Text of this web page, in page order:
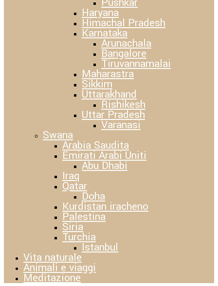
Haryana
Himachal Pradesh
Karnataka
Arunachala
Bangalore
Tiruvannamalai
Maharastra
Sikkim
Uttarakhand
Rishikesh
Uttar Pradesh
Varanasi
Swana
Arabia Saudita
Emirati Arabi Uniti
Abu Dhabi
Iraq
Qatar
Doha
Kurdistan iracheno
Palestina
Siria
Turchia
Istanbul
Vita naturale
Animali e viaggi
Meditazione